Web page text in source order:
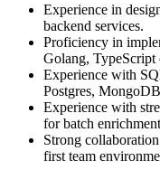
Experience in
backend services.
Proficiency in
Golang, TypeScript
Experience with
Postgres,
Experience with
for batch
Strong
first team